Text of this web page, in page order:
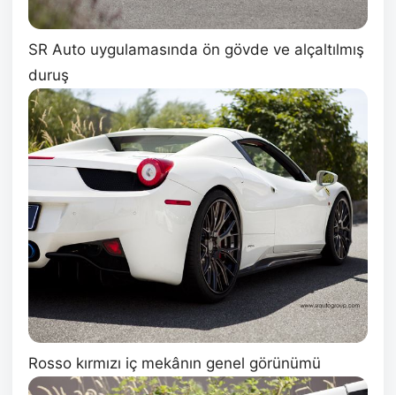
SR Auto uygulamasında ön gövde ve alçaltılmış
duruş
Rosso kırmızı iç mekânın genel görünümü